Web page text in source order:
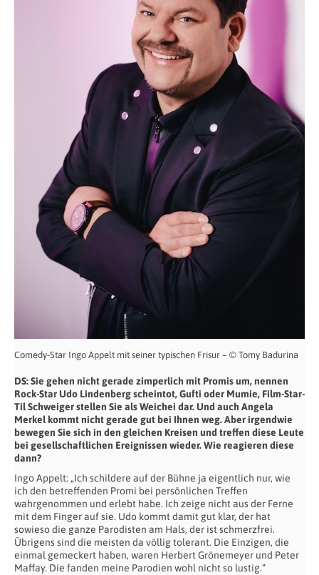
Comedy-Star Ingo Appelt mit seiner typischen Frisur – © Tomy Badurina
DS: Sie gehen nicht gerade zimperlich mit Promis um, nennen
Rock-Star Udo Lindenberg scheintot, Gufti oder Mumie, Film-Star-
Til Schweiger stellen Sie alsWeichei dar. Und auch Angela
Merkel kommt nicht gerade gut bei Ihnen weg. Aberirgendwie
bewegen Sie sich in den gleichen Kreisen und treffen diese Leute
bei gesellschaftlichen Ereignissen wieder. Wie reagieren diese
dann?
Ingo Appelt: „Ich schildere auf der Bühne ja eigentlich nur, wie
ich den betreffenden Promi bei persönlichen Treffen
wahrgenommen und erlebt habe. Ich zeige nicht aus der Ferne
mit dem Finger auf sie. Udo kommt damit gut klar, der hat
sowieso die ganze Parodisten am Hals, der ist schmerzfrei.
Übrigens sind die meisten da völlig tolerant. Die Einzigen, die
einmal gemeckert haben, waren Herbert Grönemeyer und Peter
Maffay. Die fanden meine Parodien wohl nicht so lustig.“